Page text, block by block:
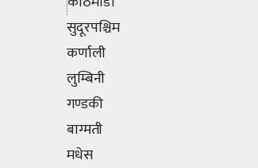
सुदूरपश्चिम
कर्णाली
लुम्बिनी
गण्डकी
बाग्मती
मधेस